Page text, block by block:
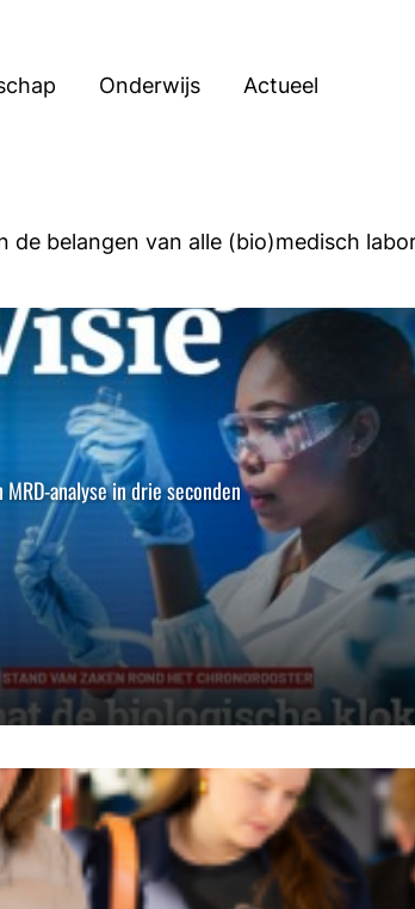
Onderwijs Actueel
de belangen van alle (bio)medisch
analyse in drie seconden